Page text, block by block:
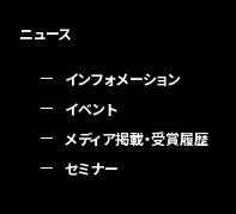
ニュース
インフォメーション
イベント
メディア掲載・受賞履歴
セミナー